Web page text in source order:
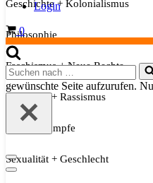
Login
Warenkorb
0
Suchen
nach …
gewünschte Seite aufzurufen.
Navigationsmenü
Navigationsmenü
Geschichte + Kolonialismus
Philosophie
Faschismus + Neue Rechte
Migration + Rassismus
Soziale Kämpfe
Sexualität + Geschlecht